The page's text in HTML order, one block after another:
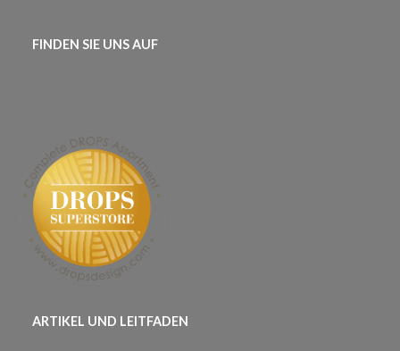
FINDEN SIE UNS AUF
ARTIKEL UND LEITFADEN